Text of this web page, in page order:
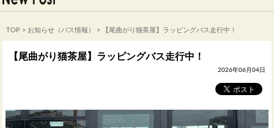
TOP > お知らせ（バス情報） > 【尾曲がり猫茶屋】ラッピングバス走行中！
【尾曲がり猫茶屋】ラッピングバス走行中！
2026年06月04日